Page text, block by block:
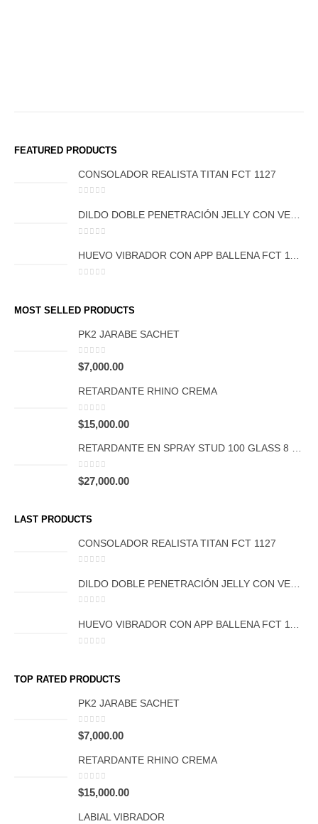
FEATURED PRODUCTS
CONSOLADOR REALISTA TITAN FCT 1127
HUEVO VIBRADOR CON APP BALLENA FCT 1108
MOST SELLED PRODUCTS
PK2 JARABE SACHET
0out of 5
$7,000.00
RETARDANTE RHINO CREMA
0 out of 5
$15,000.00
RETARDANTE EN SPRAY STUD 100 GLASS 8 ML
0out of 5
$27,000.00
LAST PRODUCTS
CONSOLADOR REALISTA TITAN FCT 1127
HUEVO VIBRADOR CON APP BALLENA FCT 1108
TOP RATED PRODUCTS
PK2 JARABE SACHET
0out of 5
$7,000.00
RETARDANTE RHINO CREMA
0out of 5
$15,000.00
LABIAL VIBRADOR